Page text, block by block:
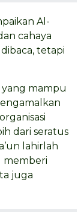
Al-
cahaya
tetapi
mampu
dari seratus
lahirlah
memberi
juga